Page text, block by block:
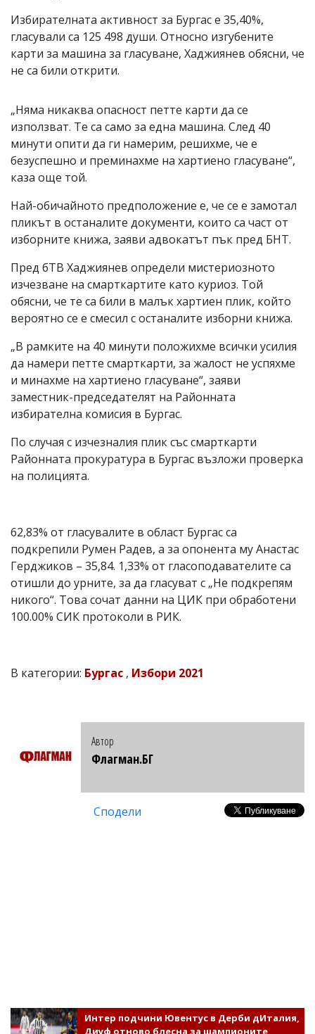
Избирателната активност за Бургас е 35,40%,
гласували са 125 498 души. Относно изгубените
карти за машина за гласуване, Хаджиянев обясни, че
не са били открити.
„Няма никаква опасност петте карти да се
използват. Те са само за една машина. След 40
минути опити да ги намерим, решихме, че е
безуспешно и преминахме на хартиено гласуване“,
каза още той.
Най-обичайното предположение е, че се е замотал
пликът в останалите документи, които са част от
изборните книжа, заяви адвокатът пък пред БНТ.
Пред бТВ Хаджиянев определи мистериозното
изчезване на смарткартите като куриоз. Той
обясни, че те са били в малък хартиен плик, който
вероятно се е смесил с останалите изборни книжа.
„В рамките на 40 минути положихме всички усилия
да намери петте смарткарти, за жалост не успяхме
и минахме на хартиено гласуване“, заяви
заместник-председателят на Районната
избирателна комисия в Бургас.
По случая с изчезналия плик със смарткарти
Районната прокуратура в Бургас възложи проверка
на полицията.
62,83% от гласувалите в област Бургас са
подкрепили Румен Радев, а за опонента му Анастас
Герджиков – 35,84. 1,33% от гласоподавателите са
отишли до урните, за да гласуват с „Не подкрепям
никого“. Това сочат данни на ЦИК при обработени
100.00% СИК протоколи в РИК.
В категории: Бургас , Избори 2021
Автор
Флагман.БГ
Сподели
Интер подчини Ювентус в Дерби дИталия,
Диуф отново блесна за шампионите